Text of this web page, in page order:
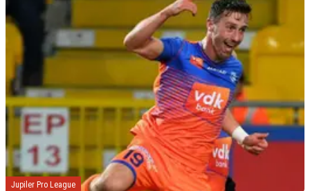
Jupiler Pro League